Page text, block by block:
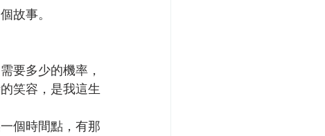
故事。
要多少的機率，
笑容，是我這生
個時間點，有那